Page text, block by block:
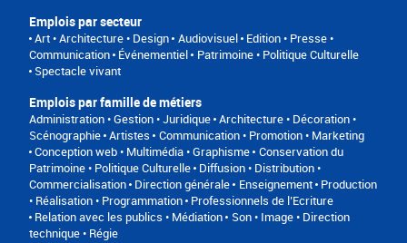
Emplois par secteur
Art • Architecture • Design Audiovisuel Edition • Presse •
Communication Événementiel
Patrimoine • Politique Culturelle
Spectacle vivant
Emplois par famille de métiers
Administration • Gestion • Juridique Architecture • Décoration •
Scénographie Artistes
Communication • Promotion • Marketing
Conception web • Multimédia • Graphisme Conservation du
Patrimoine • Politique Culturelle Diffusion • Distribution •
Commercialisation Direction générale Enseignement Production
• Réalisation • Programmation Professionnels de l’Ecriture
Relation avec les publics • Médiation
Son • Image • Direction
technique • Régie